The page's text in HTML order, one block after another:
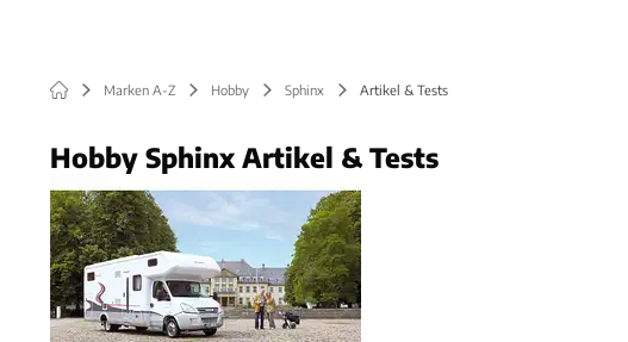
Marken A-Z Hobby Sphinx Artikel & Tests
Hobby Sphinx Artikel & Tests